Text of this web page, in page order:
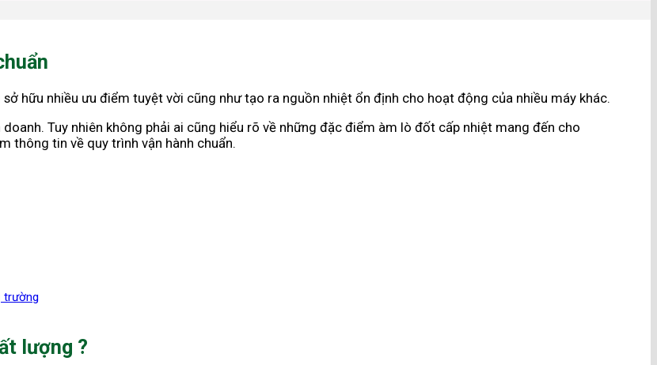
hữu nhiều ưu điểm tuyệt vời cũng như tạo ra nguồn nhiệt ổn định cho hoạt động của nhiều máy khác.
Tuy nhiên không phải ai cũng hiểu rõ về những đặc điểm àm lò đốt cấp nhiệt mang đến cho
thông tin về quy trình vận hành chuẩn.
trường
lượng ?